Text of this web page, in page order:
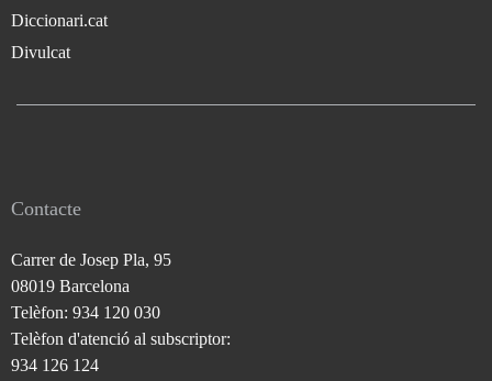
Diccionari.cat
Divulcat
Contacte
Carrer de Josep Pla, 95
08019 Barcelona
Telèfon: 934 120 030
Telèfon d'atenció al subscriptor:
934 126 124